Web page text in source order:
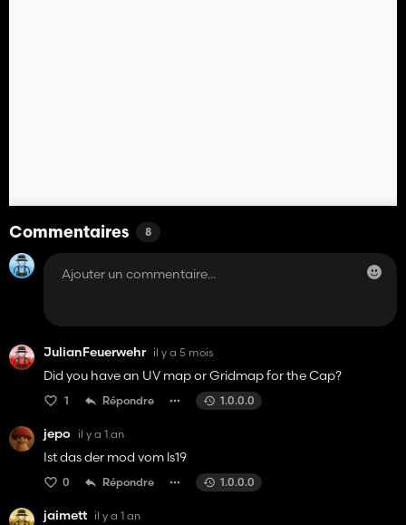
Commentaires 8
JulianFeuerwehr il y a 5 mois
Did you have an UV map or Gridmap for the Cap?
1 Répondre 1.0.0.0
jepo il y a 1 an
Ist das der mod vom ls19
0 Répondre 1.0.0.0
jaimett il y a 1 an